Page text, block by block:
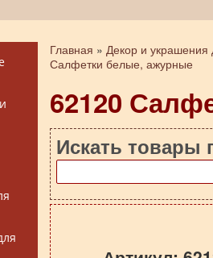
Вы здесь
Главная » Декор и украшения
Салфетки белые, ажурные
62120
Искать товары